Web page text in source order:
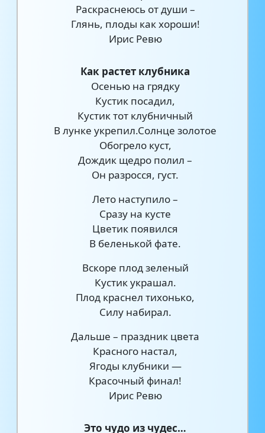
Раскраснеюсь от души –
Глянь, плоды как хороши!
Ирис Ревю
Как растет клубника
Осенью на грядку
Кустик посадил,
Кустик тот клубничный
В лунке укрепил.Солнце золотое
Обогрело куст,
Дождик щедро полил –
Он разросся, густ.
Лето наступило –
Сразу на кусте
Цветик появился
В беленькой фате.
Вскоре плод зеленый
Кустик украшал.
Плод краснел тихонько,
Силу набирал.
Дальше – праздник цвета
Красного настал,
Ягоды клубники —
Красочный финал!
Ирис Ревю
Это чудо из чудес…